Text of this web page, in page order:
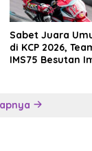
Sabet Juara
di KCP 2026,
IMS75 Besutan